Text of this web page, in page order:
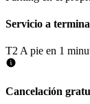
Servicio a
T2 A pie en 1
Cancelación